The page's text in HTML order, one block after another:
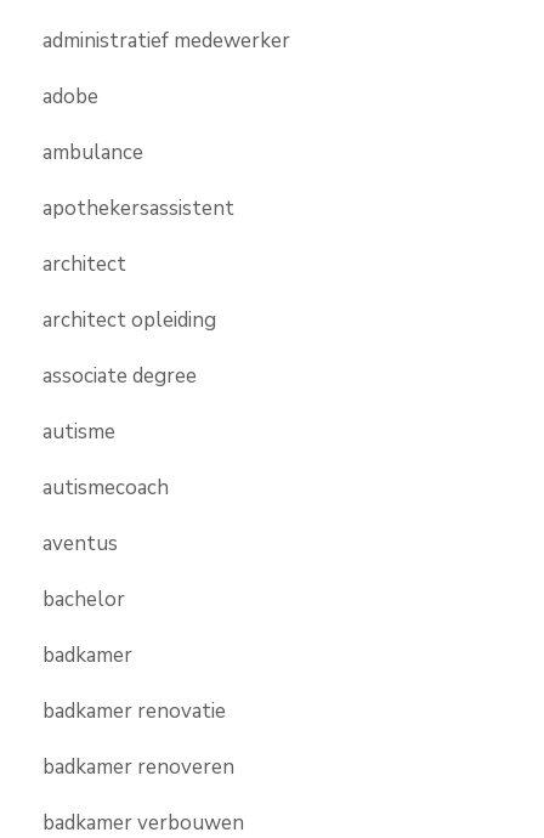
administratief medewerker
adobe
ambulance
apothekersassistent
architect
architect opleiding
associate degree
autisme
autismecoach
aventus
bachelor
badkamer
badkamer renovatie
badkamer renoveren
badkamer verbouwen